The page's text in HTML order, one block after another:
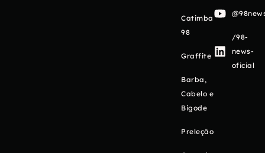
Catimba
98
Graffite
Barba,
Cabelo e
Bigode
Preleção
/98-
news-
oficial